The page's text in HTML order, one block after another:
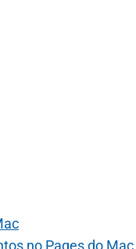
no Pages do Mac